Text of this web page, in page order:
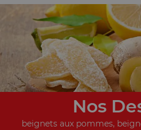
Nos
beignets aux pommes,